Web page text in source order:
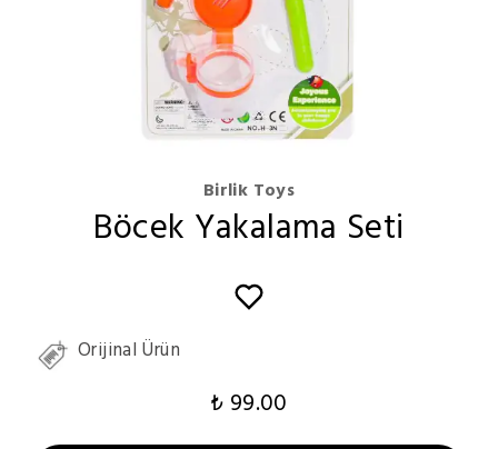
Birlik Toys
Böcek Yakalama Seti
Orijinal Ürün
₺ 99.00